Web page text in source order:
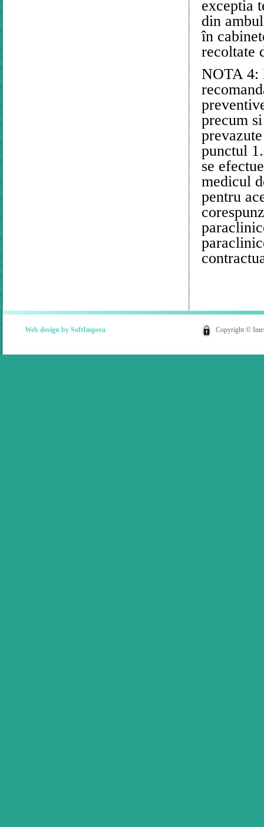
exceptia
din
în
recoltate
NOTA 4:
precum
punctul
se
medicul
pentru
Web design by SoftImpera Copyright ©